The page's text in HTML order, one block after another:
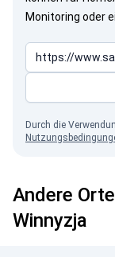
Monitoring oder
Durch die
Andere
Winnyzja